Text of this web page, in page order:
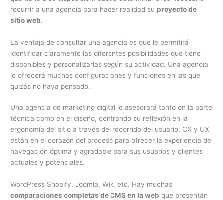
recurrir a una agencia para hacer realidad su proyecto de
sitio web.
La ventaja de consultar una agencia es que le permitirá
identificar claramente las diferentes posibilidades que tiene
disponibles y personalizarlas según su actividad. Una agencia
le ofrecerá muchas configuraciones y funciones en las que
quizás no haya pensado.
Una agencia de marketing digital le asesorará tanto en la parte
técnica como en el diseño, centrando su reflexión en la
ergonomía del sitio a través del recorrido del usuario. CX y UX
están en el corazón del proceso para ofrecer la experiencia de
navegación óptima y agradable para sus usuarios y clientes
actuales y potenciales.
WordPress Shopify, Joomla, Wix, etc. Hay muchas
comparaciones completas de CMS en la web que presentan